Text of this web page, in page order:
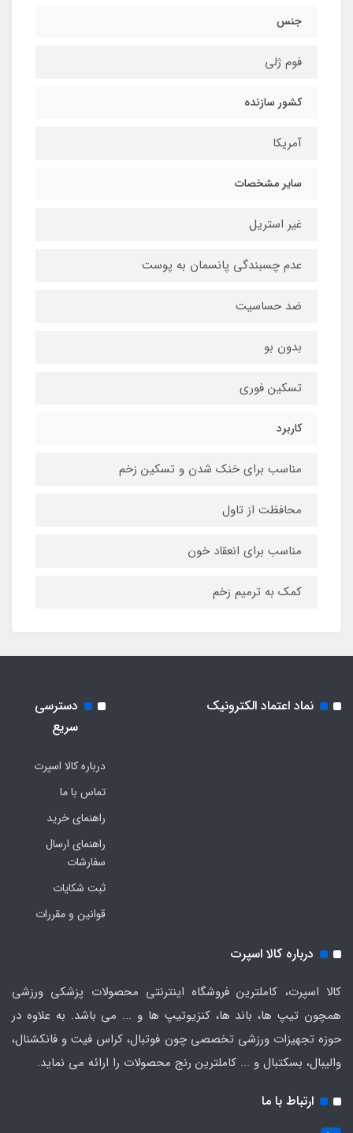
جنس
فوم ژلی
کشور سازنده
آمریکا
سایر مشخصات
غیر استریل
عدم چسبندگی پانسمان به پوست
ضد حساسیت
بدون بو
تسکین فوری
کاربرد
مناسب برای خنک شدن و تسکین زخم
محافظت از تاول
مناسب برای انعقاد خون
کمک به ترمیم زخم
نماد اعتماد الکترونیک
دسترسی
سریع
درباره کالا اسپرت
تماس با ما
راهنمای خرید
راهنمای ارسال
سفارشات
ثبت شکایات
قوانین و مقررات
درباره کالا اسپرت
کالا اسپرت، کاملترین فروشگاه اینترنتی محصولات پزشکی ورزشی
همچون تیپ ها، باند ها، کنزیوتیپ ها و ... می باشد. به علاوه در
حوزه تجهیزات ورزشی تخصصی چون فوتبال، کراس فیت و فانکشنال،
والیبال، بسکتبال و ... کاملترین رنج محصولات را ارائه می نماید.
ارتباط با ما